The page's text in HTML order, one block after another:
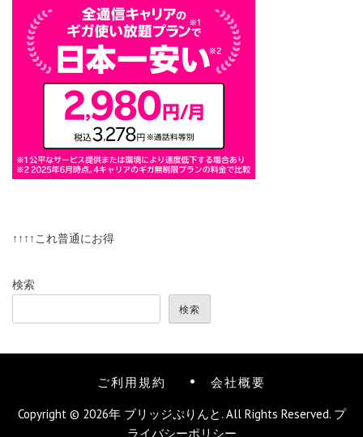
↑↑↑↑これ普通にお得
検索
検索
ご利用規約 会社概要
Copyright © 2026年 ブリッジぷりんと. All Rights Reserved. プ
ライバシーポリシー